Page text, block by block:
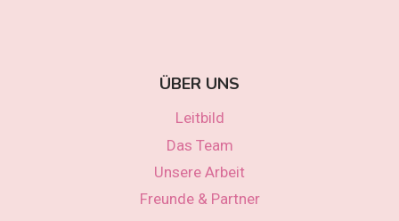
ÜBER UNS
Leitbild
Das Team
Unsere Arbeit
Freunde & Partner